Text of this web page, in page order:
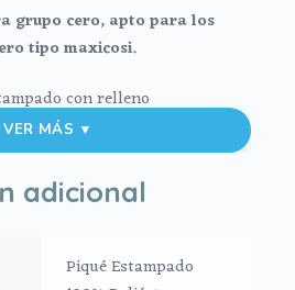
grupo cero, apto para los
tipo maxicosi.
con relleno
confort del bebé.
del bebé.
VER MÁS ▼
adicional
Piqué Estampado